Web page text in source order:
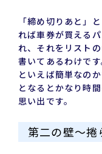
「締め切りあと」
れば車券が買える
れ、それをリスト
書いてあるわけで
といえば簡単なの
となるとかなり時
思い出です。
第二の壁～捲